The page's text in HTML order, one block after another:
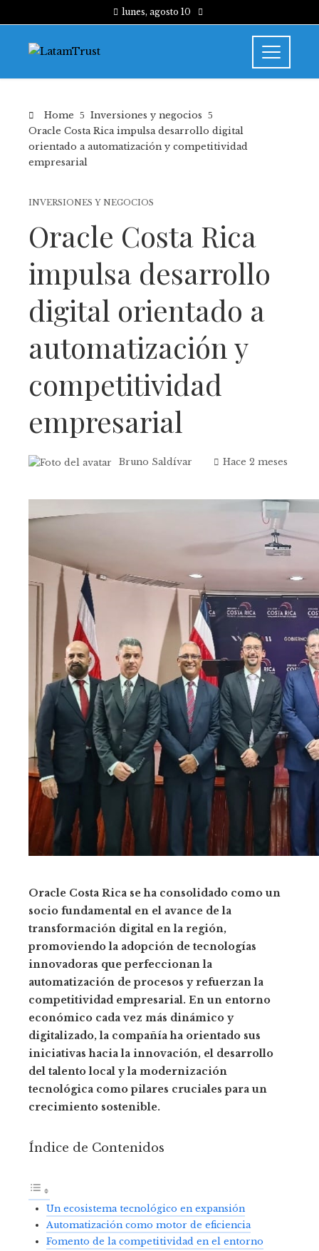
lunes, agosto 10
Home
Inversiones y negocios
Oracle Costa Rica impulsa desarrollo digital
orientado a automatización y competitividad
empresarial
INVERSIONES Y NEGOCIOS
Oracle Costa Rica
impulsa desarrollo
digital orientado a
automatización y
competitividad
empresarial
Bruno Saldívar Hace 2 meses
Oracle Costa Rica se ha consolidado como un
socio fundamental en el avance de la
transformación digital en la región,
promoviendo la adopción de tecnologías
innovadoras que perfeccionan la
automatización de procesos y refuerzan la
competitividad empresarial. En un entorno
económico cada vez más dinámico y
digitalizado, la compañía ha orientado sus
iniciativas hacia la innovación, el desarrollo
del talento local y la modernización
tecnológica como pilares cruciales para un
crecimiento sostenible.
Índice de Contenidos
Un ecosistema tecnológico en expansión
Automatización como motor de eficiencia
Fomento de la competitividad en el entorno